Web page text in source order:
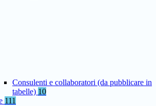
Consulenti e collaboratori (da pubblicare in
tabelle) 10
111